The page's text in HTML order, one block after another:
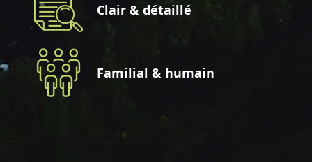
Clair & détaillé
Familial & humain